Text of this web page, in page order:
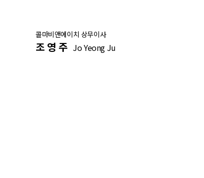
콜마비앤에이치 상무이사
조 영 주 Jo Yeong Ju